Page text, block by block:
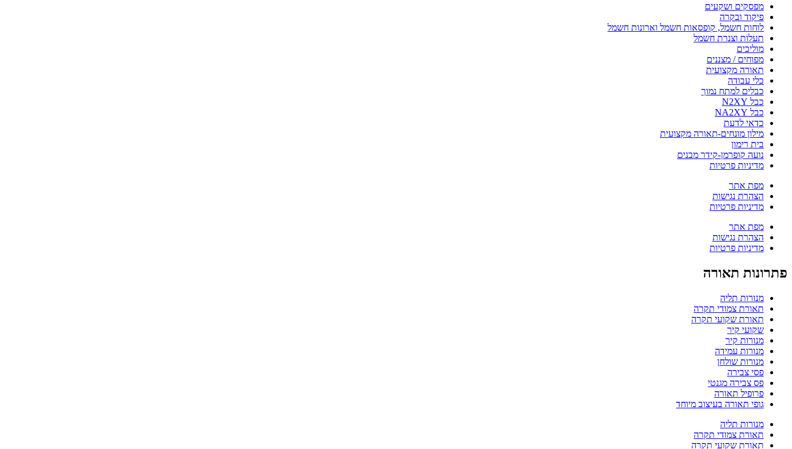
מפסקים ושקעים
פיקוד ובקרה
לוחות חשמל, קופסאות חשמל וארונות חשמל
תעלות וצנרת חשמל
מוליכים
מפוחים / מצננים
תאורה מקצועית
כלי עבודה
כבלים למתח נמוך
כבל N2XY
כבל NA2XY
כדאי לדעת
מילון מונחים-תאורה מקצועית
בית רימון
נועה קופרמן-קידר מבנים
מדיניות פרטיות
מפת אתר
הצהרת נגישות
מדיניות פרטיות
מפת אתר
הצהרת נגישות
מדיניות פרטיות
פתרונות תאורה
מנורות תליה
תאורת צמודי תקרה
תאורת שקועי תקרה
שקועי קיר
מנורות קיר
מנורות עמידה
מנורות שולחן
פסי צבירה
פס צבירה מגנטי
פרופיל תאורה
גופי תאורה בעיצוב מיוחד
מנורות תליה
תאורת צמודי תקרה
תאורת שקועי תקרה